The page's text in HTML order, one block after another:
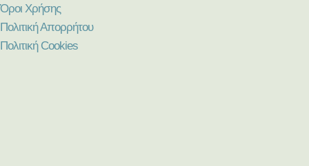
Όροι Χρήσης
Πολιτική Απορρήτου
Πολιτική Cookies